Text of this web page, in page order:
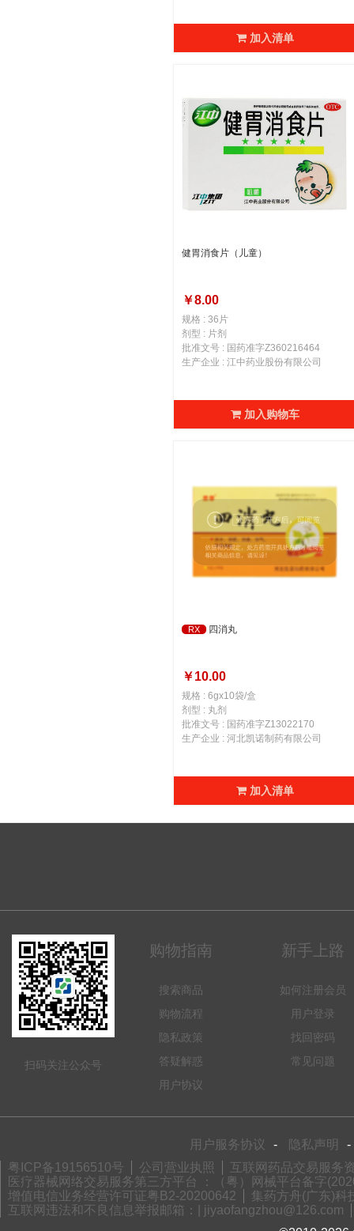
加入清单
健胃消食片（儿童）
￥8.00
规格 : 36片
剂型 : 片剂
批准文号 : 国药准字Z360216464
生产企业 : 江中药业股份有限公司
加入购物车
RX 四消丸
￥10.00
规格 : 6gx10袋/盒
剂型 : 丸剂
批准文号 : 国药准字Z13022170
生产企业 : 河北凯诺制药有限公司
加入清单
扫码关注公众号
购物指南
搜索商品
购物流程
隐私政策
答疑解惑
用户协议
新手上路
如何注册会员
用户登录
找回密码
常见问题
用户服务协议 - 隐私声明
-
粤ICP备19156510号
公司营业执照
互联网药品交易服务
医疗器械网络交易服务第三方平台 ：（粤）网械平台备字
增值电信业务经营许可证粤B2-20200642
集药方舟(广东)科
互联网违法和不良信息举报邮箱：| jiyaofangzhou@126.com